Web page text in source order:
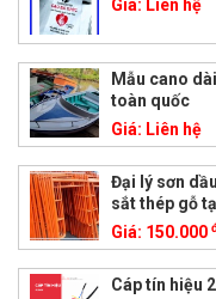
Giá: Liên hệ
Mẫu cano
toàn quốc
Giá: Liên hệ
Đại lý sơn
sắt thép gỗ
Giá: 150.000
Cáp tín hiệu